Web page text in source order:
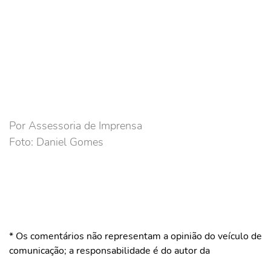
Por Assessoria de Imprensa
Foto: Daniel Gomes
* Os comentários não representam a opinião do veículo de
comunicação; a responsabilidade é do autor da